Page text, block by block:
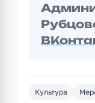
Культура